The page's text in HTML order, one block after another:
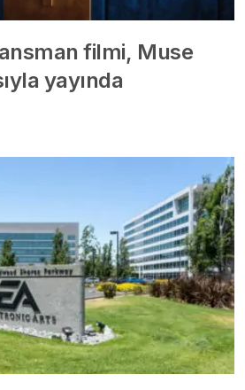
filmi, Muse
yayında